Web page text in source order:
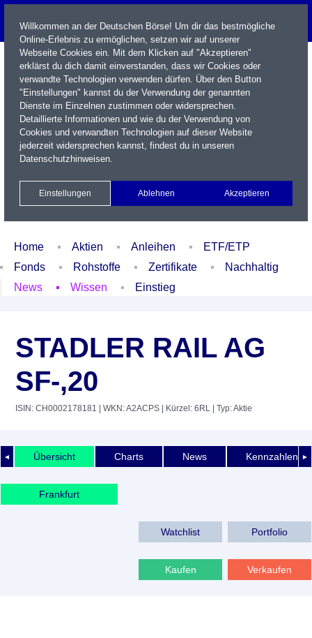
Name / WKN / ISIN / Kürzel
Xetra Realtime
Watchlist Portfolio Login
Home Aktien Anleihen
ETF/ETP
Fonds
Rohstoffe Zertifikate
Nachhaltig
News
Wissen Einstieg
STADLER RAIL AG
SF-,20
ISIN: CH0002178181 | WKN: A2ACPS | Kürzel: 6RL | Typ: Aktie
◄ ►
Übersicht Charts News Kennzahlen
Frankfurt
Watchlist Portfolio
Kaufen Verkaufen
Willkommen an der Deutschen Börse! Um dir das bestmögliche
Online-Erlebnis zu ermöglichen, setzen wir auf unserer
Webseite Cookies ein. Mit dem Klicken auf "Akzeptieren"
erklärst du dich damit einverstanden, dass wir Cookies oder
verwandte Technologien verwenden dürfen. Über den Button
"Einstellungen" kannst du der Verwendung der genannten
Dienste im Einzelnen zustimmen oder widersprechen.
Detaillierte Informationen und wie du der Verwendung von
Cookies und verwandten Technologien auf dieser Website
jederzeit widersprechen kannst, findest du in unseren
Datenschutzhinweisen.
Einstellungen Ablehnen Akzeptieren